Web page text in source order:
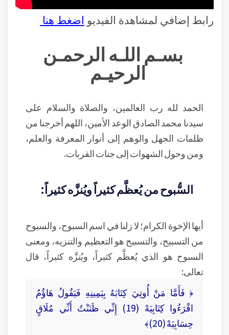
رابط إضافي لمشاهدة الفيديو اضغط هنا
بسـم اللـه الرحمـن
الرحيـم
الحمد لله رب العالمين، والصلاة والسلام على
سيدنا محمد الصادق الوعد الأمين، اللهم أخرجنا من
ظلمات الجهل والوهم إلى أنوار المعرفة والعلم،
ومن وحول الشهوات إلى جنات القربات.
السُّبوح من يُعظَّم كثيراً ويُنزَّه كثيراً:
أيها الإخوة الكرام؛ لا زلنا في اسم السبوح، والسبوح
من التسبيح، والتسبيح هو التعظيم والتنزيه، ومعنى
السبوح هو الذي يُعظَّم كثيراً، ويُنزَّه كثيراً، قال
تعالى:
﴿ فَأَمَّا مَنْ أُوتِيَ كِتَابَهُ بِيَمِينِهِ فَيَقُولُ هَاؤُمُ
اقْرَءُوا كِتَابِيَهْ (19) إِنِّي ظَنَنْتُ أَنِّي مُلَاقٍ
حِسَابِيَهْ (20)﴾